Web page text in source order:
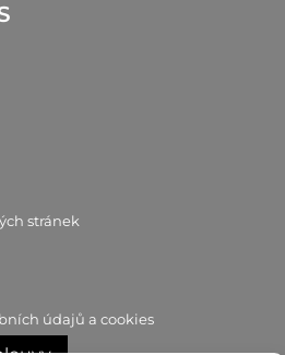
stránek
údajů a cookies